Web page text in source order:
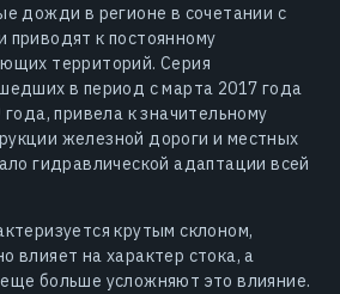
дожди в регионе в сочетании с
к постоянному
территорий. Серия
в период с марта 2017 года
привела к значительному
железной дороги и местных
гидравлической адаптации всей
крутым склоном,
влияет на характер стока, а
больше усложняют это влияние.